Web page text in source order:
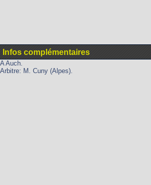
Infos complémentaires
A Auch.
Arbitre: M. Cuny (Alpes).